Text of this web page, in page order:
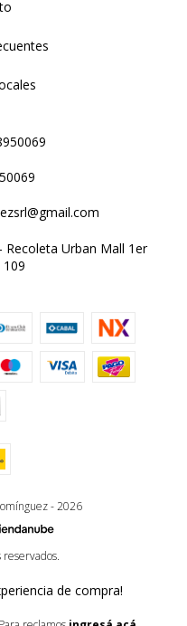
Recoleta Urban Mall 1er
- 2026
reservados.
de compra!